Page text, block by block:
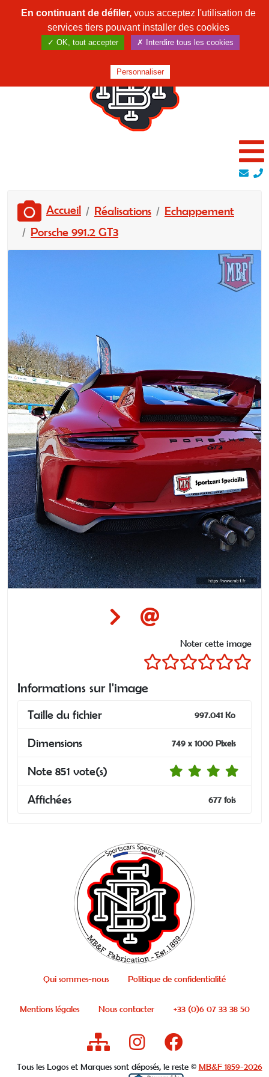
Accueil Réalisations
Echappement
Porsche 991.2 GT3
Noter cette image
Informations sur l'image
Taille du fichier 997.041 Ko
Dimensions 749 x 1000 Pixels
Note 851 vote(s)
Affichées 677 fois
Qui sommes-nous Politique de confidentialité
Mentions légales Nous contacter +33 (0)6 07 33 38 50
Tous les Logos et Marques sont déposés, le reste © MB&F 1859-2026
En continuant de défiler,vous acceptez l'utilisation de
services tiers pouvant installer des cookies
✓ OK, tout accepter ✗ Interdire tous les cookies
Personnaliser